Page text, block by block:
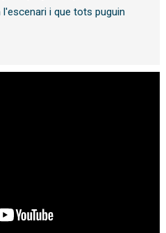
i que tots puguin